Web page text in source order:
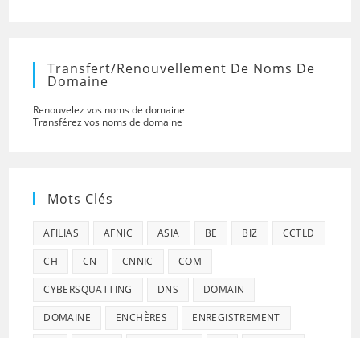
Transfert/renouvellement De Noms De
Domaine
Renouvelez vos noms de domaine
Transférez vos noms de domaine
Mots Clés
AFILIAS AFNIC ASIA BE BIZ CCTLD
CH CN CNNIC COM
CYBERSQUATTING DNS DOMAIN
DOMAINE ENCHÈRES ENREGISTREMENT